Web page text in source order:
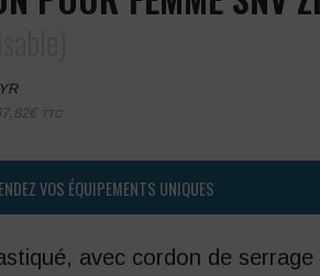
€ TTC
VOS ÉQUIPEMENTS UNIQUES
avec cordon de